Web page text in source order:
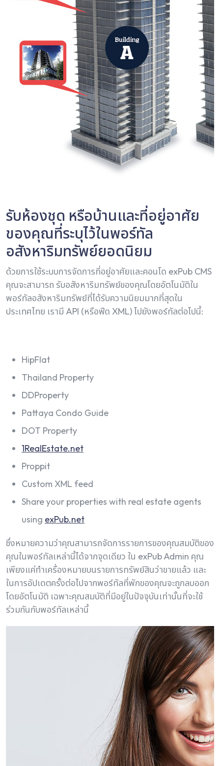
รับห้องชุด หรือบ้านและที่อยู่อาศัย
ของคุณที่ระบุไว้ในพอร์ทัล
อสังหาริมทรัพย์ยอดนิยม
ด้วยการใช้ระบบการจัดการที่อยู่อาศัยและคอนโด exPub CMS
คุณจะสามารถ รับอสังหาริมทรัพย์ของคุณโดยอัตโนมัติใน
พอร์ทัลอสังหาริมทรัพย์ที่ได้รับความนิยมมากที่สุดใน
ประเทศไทย เรามี API (หรือฟีด XML) ไปยังพอร์ทัลต่อไปนี้:
HipFlat
Thailand Property
DDProperty
Pattaya Condo Guide
DOT Property
1RealEstate.net
Proppit
Custom XML feed
Share your properties with real estate agents
using exPub.net
ซึ่งหมายความว่าคุณสามารถจัดการรายการของคุณสมบัติของ
คุณในพอร์ทัลเหล่านี้ได้จากจุดเดียว ใน exPub Admin คุณ
เพียงแค่ทําเครื่องหมายบนรายการทรัพย์สินว่าขายแล้ว และ
ในการอัปเดตครั้งต่อไปจากพอร์ทัลที่พักของคุณจะถูกลบออก
โดยอัตโนมัติ เฉพาะคุณสมบัติที่มีอยู่ในปัจจุบันเท่านั้นที่จะใช้
ร่วมกันกับพอร์ทัลเหล่านี้